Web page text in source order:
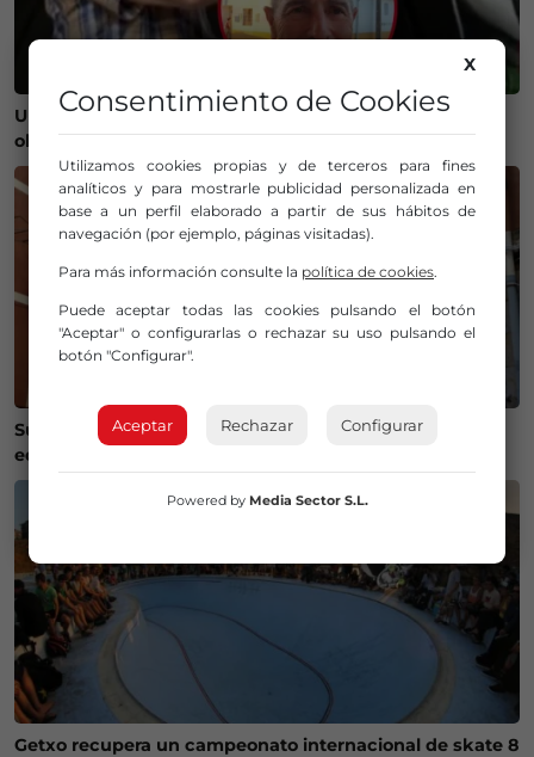
Un bilbaíno invierte 100.000 euros en crear un
observatorio que será protagonista del eclipse
Susto en Bilbao La Vieja: ocho personas atendidas y un
edificio desalojado tras un incendio
Getxo recupera un campeonato internacional de skate 8
X
Consentimiento de Cookies
Utilizamos cookies propias y de terceros para fines
analíticos y para mostrarle publicidad personalizada en
base a un perfil elaborado a partir de sus hábitos de
navegación (por ejemplo, páginas visitadas).
Para más información consulte la política de cookies.
Puede aceptar todas las cookies pulsando el botón
"Aceptar" o configurarlas o rechazar su uso pulsando el
botón "Configurar".
Aceptar Rechazar Configurar
Powered by Media Sector S.L.